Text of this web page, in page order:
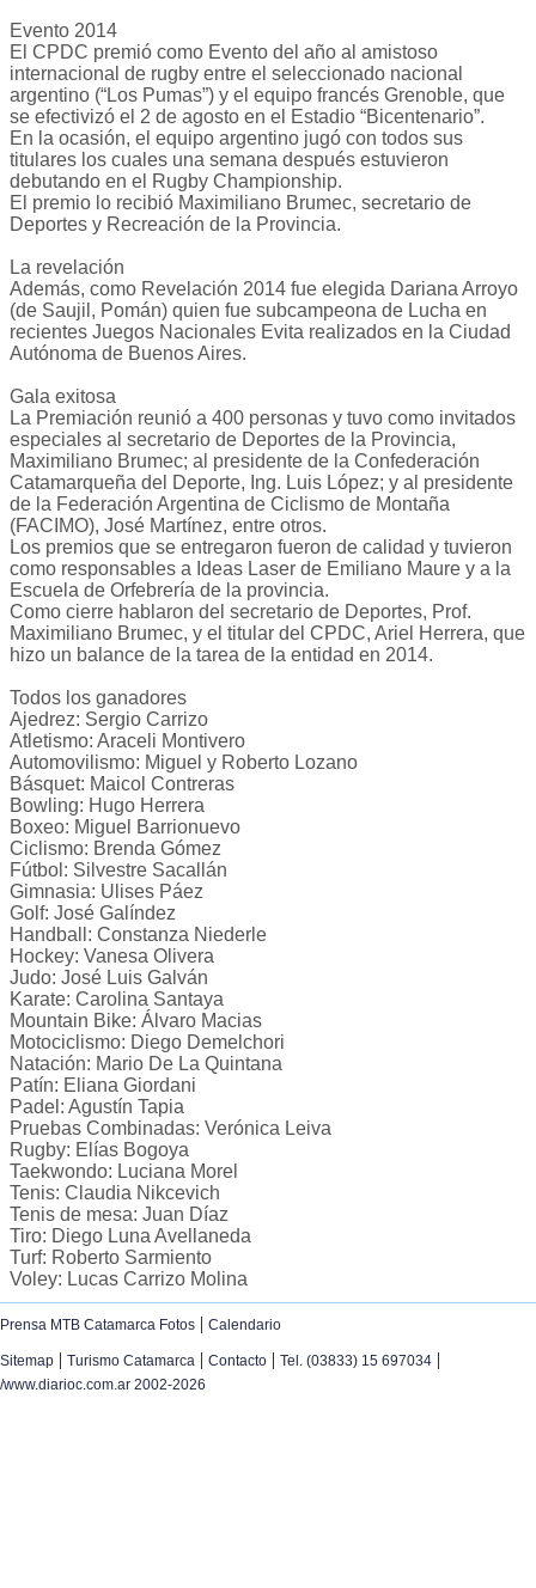
Evento 2014
El CPDC premió como Evento del año al amistoso
internacional de rugby entre el seleccionado nacional
argentino (“Los Pumas”) y el equipo francés Grenoble, que
se efectivizó el 2 de agosto en el Estadio “Bicentenario”.
En la ocasión, el equipo argentino jugó con todos sus
titulares los cuales una semana después estuvieron
debutando en el Rugby Championship.
El premio lo recibió Maximiliano Brumec, secretario de
Deportes y Recreación de la Provincia.
La revelación
Además, como Revelación 2014 fue elegida Dariana Arroyo
(de Saujil, Pomán) quien fue subcampeona de Lucha en
recientes Juegos Nacionales Evita realizados en la Ciudad
Autónoma de Buenos Aires.
Gala exitosa
La Premiación reunió a 400 personas y tuvo como invitados
especiales al secretario de Deportes de la Provincia,
Maximiliano Brumec; al presidente de la Confederación
Catamarqueña del Deporte, Ing. Luis López; y al presidente
de la Federación Argentina de Ciclismo de Montaña
(FACIMO), José Martínez, entre otros.
Los premios que se entregaron fueron de calidad y tuvieron
como responsables a Ideas Laser de Emiliano Maure y a la
Escuela de Orfebrería de la provincia.
Como cierre hablaron del secretario de Deportes, Prof.
Maximiliano Brumec, y el titular del CPDC, Ariel Herrera, que
hizo un balance de la tarea de la entidad en 2014.
Todos los ganadores
Ajedrez: Sergio Carrizo
Atletismo: Araceli Montivero
Automovilismo: Miguel y Roberto Lozano
Básquet: Maicol Contreras
Bowling: Hugo Herrera
Boxeo: Miguel Barrionuevo
Ciclismo: Brenda Gómez
Fútbol: Silvestre Sacallán
Gimnasia: Ulises Páez
Golf: José Galíndez
Handball: Constanza Niederle
Hockey: Vanesa Olivera
Judo: José Luis Galván
Karate: Carolina Santaya
Mountain Bike: Álvaro Macias
Motociclismo: Diego Demelchori
Natación: Mario De La Quintana
Patín: Eliana Giordani
Padel: Agustín Tapia
Pruebas Combinadas: Verónica Leiva
Rugby: Elías Bogoya
Taekwondo: Luciana Morel
Tenis: Claudia Nikcevich
Tenis de mesa: Juan Díaz
Tiro: Diego Luna Avellaneda
Turf: Roberto Sarmiento
Voley: Lucas Carrizo Molina
Prensa MTB Catamarca Fotos | Calendario
Sitemap | Turismo Catamarca | Contacto | Tel. (03833) 15 697034 |
/www.diarioc.com.ar 2002-2026